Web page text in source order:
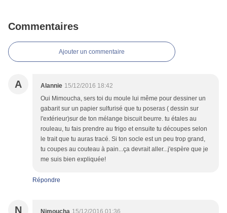
Commentaires
Ajouter un commentaire
A Alannie 15/12/2016 18:42
Oui Mimoucha, sers toi du moule lui même pour dessiner un
gabarit sur un papier sulfurisé que tu poseras ( dessin sur
l'extérieur)sur de ton mélange biscuit beurre. tu étales au
rouleau, tu fais prendre au frigo et ensuite tu découpes selon
le trait que tu auras tracé. Si ton socle est un peu trop grand,
tu coupes au couteau à pain...ça devrait aller...j'espère que je
me suis bien expliquée!
Répondre
N Nimoucha 15/12/2016 01:36